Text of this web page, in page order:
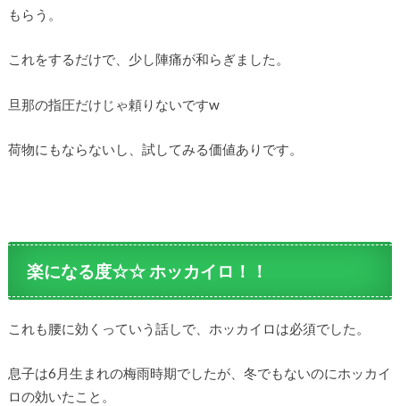
もらう。
これをするだけで、少し陣痛が和らぎました。
旦那の指圧だけじゃ頼りないですw
荷物にもならないし、試してみる価値ありです。
楽になる度☆☆ ホッカイロ！！
これも腰に効くっていう話しで、ホッカイロは必須でした。
息子は6月生まれの梅雨時期でしたが、冬でもないのにホッカイ
ロの効いたこと。